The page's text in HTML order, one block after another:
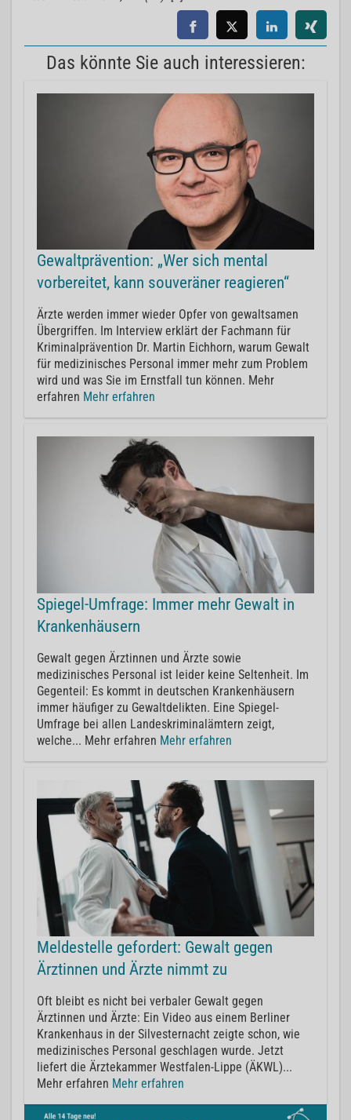
Das könnte Sie auch interessieren:
Gewaltprävention: „Wer sich mental
vorbereitet, kann souveräner reagieren“
Ärzte werden immer wieder Opfer von gewaltsamen
Übergriffen. Im Interview erklärt der Fachmann für
Kriminalprävention Dr. Martin Eichhorn, warum Gewalt
für medizinisches Personal immer mehr zum Problem
wird und was Sie im Ernstfall tun können. Mehr
erfahren Mehr erfahren
Spiegel-Umfrage: Immer mehr Gewalt in
Krankenhäusern
Gewalt gegen Ärztinnen und Ärzte sowie
medizinisches Personal ist leider keine Seltenheit. Im
Gegenteil: Es kommt in deutschen Krankenhäusern
immer häufiger zu Gewaltdelikten. Eine Spiegel-
Umfrage bei allen Landeskriminalämtern zeigt,
welche... Mehr erfahren Mehr erfahren
Meldestelle gefordert: Gewalt gegen
Ärztinnen und Ärzte nimmt zu
Oft bleibt es nicht bei verbaler Gewalt gegen
Ärztinnen und Ärzte: Ein Video aus einem Berliner
Krankenhaus in der Silvesternacht zeigte schon, wie
medizinisches Personal geschlagen wurde. Jetzt
liefert die Ärztekammer Westfalen-Lippe (ÄKWL)...
Mehr erfahren Mehr erfahren